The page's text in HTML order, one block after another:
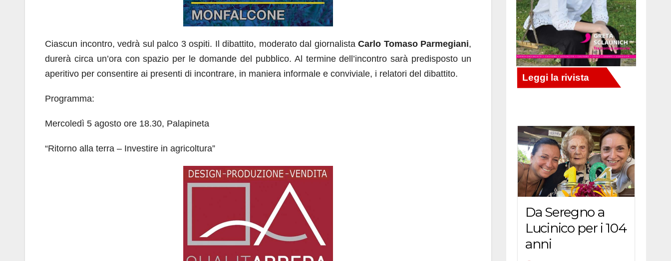
Ciascun incontro, vedrà sul palco 3 ospiti. Il dibattito, moderato dal giornalista Carlo Tomaso Parmegiani,
durerà circa un’ora con spazio per le domande del pubblico. Al termine dell’incontro sarà predisposto un
aperitivo per consentire ai presenti di incontrare, in maniera informale e conviviale, i relatori del dibattito.
Programma:
Mercoledì 5 agosto ore 18.30, Palapineta
“Ritorno alla terra – Investire in agricoltura”
Da Seregno a
Lucinico per i 104
anni